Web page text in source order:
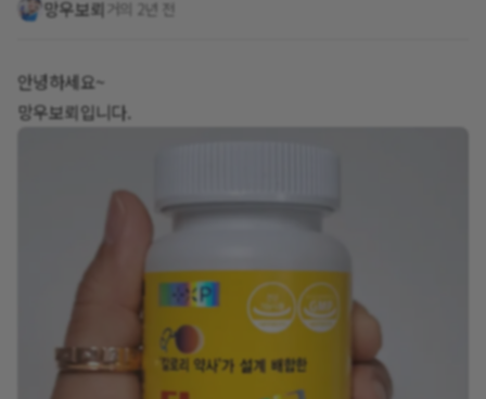
망우보뢰 거의 2년 전
안녕하세요~
망우보뢰입니다.